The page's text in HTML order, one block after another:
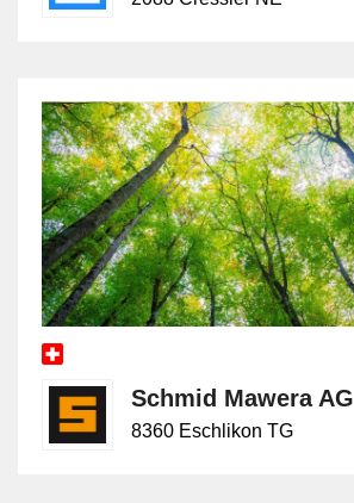
Schmid Mawera AG
8360 Eschlikon TG